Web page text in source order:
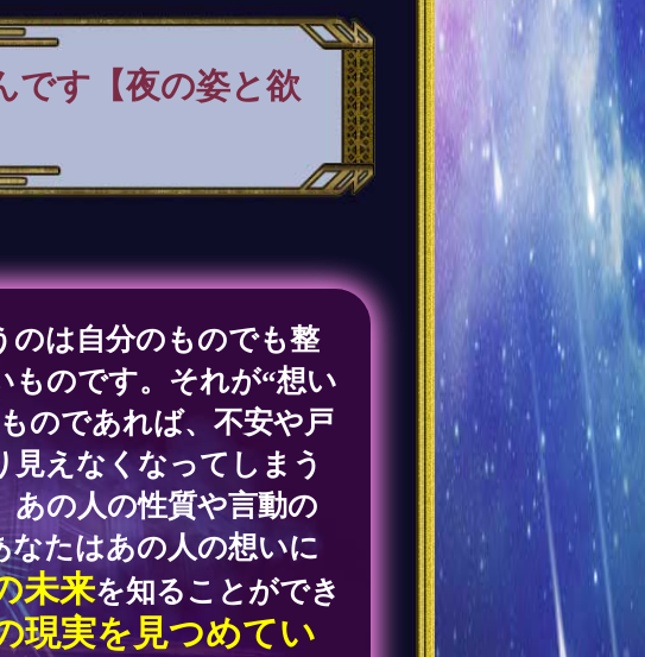
す【夜の姿と欲
は自分のものでも整
ものです。それが“想い
のであれば、不安や戸
見えなくなってしまう
あの人の性質や言動の
なたはあの人の想いに
未来を知ることができ
現実を見つめてい